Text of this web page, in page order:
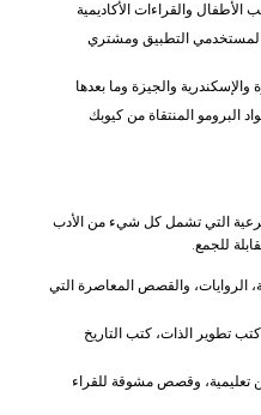
الأطفال والقراءات الأكاديمية
لمستخدمي التطبيق ومشتري
والإسكندرية والجيزة وما بعدها
البرومو المنتقاة من كيوبك
التي تشمل كل شيء من الأدب
للجمع.
الروايات، والقصص المعاصرة التي
كتب تطوير الذات، كتب التاريخ
تعليمية، وقصص مشوقة للقراء